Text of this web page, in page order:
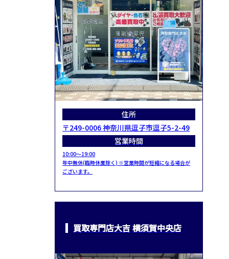
住所
〒249-0006 神奈川県逗子市逗子5-2-49
営業時間
10:00～19:00
年中無休(臨時休業除く) ※営業時間が短縮になる場合が
ございます。
買取専門店大吉 横須賀中央店